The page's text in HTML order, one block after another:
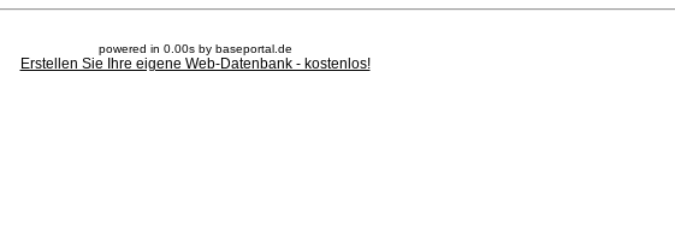
powered in 0.00s by baseportal.de
Erstellen Sie Ihre eigene Web-Datenbank - kostenlos!